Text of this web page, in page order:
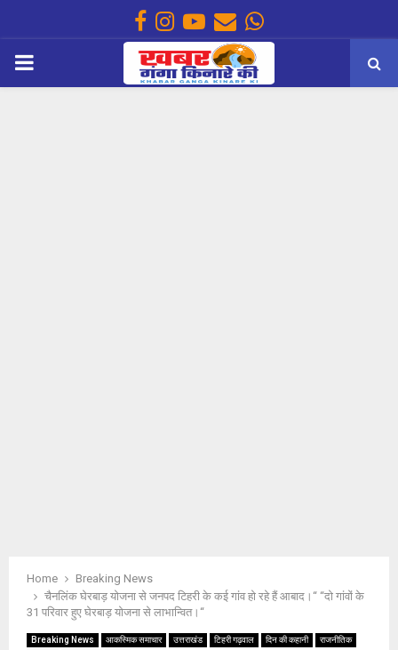
Facebook
Instagram
Youtube
EmailWhatsapp
PRIMARY
Home
Breaking News
चैनलिंक घेरबाड़ योजना से जनपद टिहरी के कई गांव हो रहे हैं आबाद।‘‘ ‘‘दो गांवों के
31 परिवार हुए घेरबाड़ योजना से लाभान्वित।‘‘
Breaking News आकस्मिक समाचार उत्तराखंड टिहरी गढ़वाल दिन की कहानी
राजनीतिक